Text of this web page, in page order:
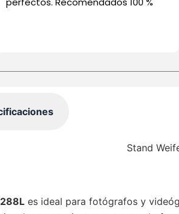
Stand
es ideal para fotógrafos y